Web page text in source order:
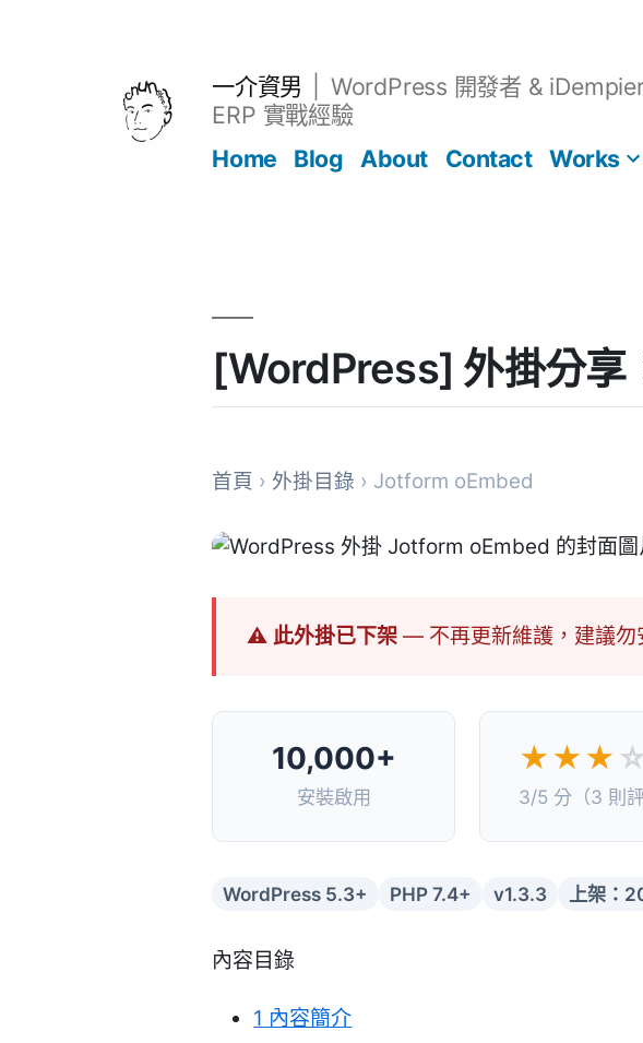
一介資男
WordPress 開發者 &
ERP 實戰經驗
Home
Blog About Contact Works
[WordPress] 外掛分
首頁 › 外掛目錄 › Jotform oEmbed
⚠ 此外掛已下架— 不再更新維護，建議勿
10,000+
安裝啟用
★★★
3/5 分（3 則評
WordPress 5.3+ PHP 7.4+ v1.3.3 上架：
內容目錄
1 內容簡介